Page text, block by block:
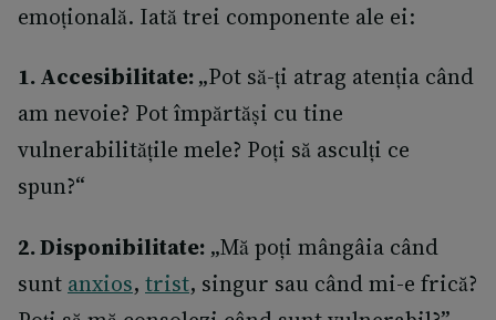
emoțională. Iată trei componente ale ei:
1. Accesibilitate:„Pot să-ți atrag atenția când
am nevoie? Pot împărtăși cu tine
vulnerabilitățile mele? Poți să asculți ce
spun?“
2. Disponibilitate: „Mă poți mângâia când
sunt anxios, trist, singur sau când mi-e frică?